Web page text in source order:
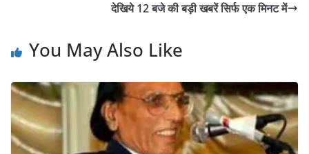
देखिये 12 बजे की बड़ी खबरें सिर्फ एक मिनट में
You May Also Like